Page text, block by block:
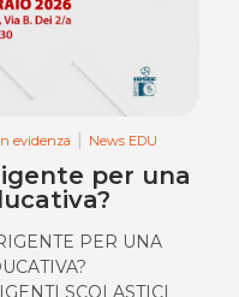
evidenza News EDU
per una
PER UNA
SCOLASTICI